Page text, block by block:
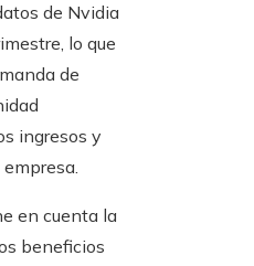
de Nvidia
lo que
de
ingresos y
en cuenta la
beneficios